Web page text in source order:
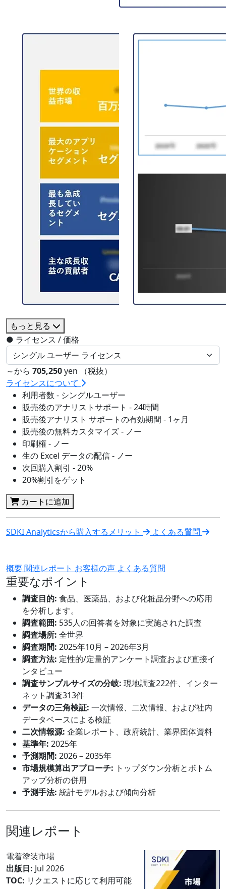
もっと見る
● ライセンス / 価格
～から 705,250yen （税抜）
ライセンスについて
利用者数 - シングルユーザー
販売後のアナリストサポート - 24時間
販売後アナリスト サポートの有効期間 - 1ヶ月
販売後の無料カスタマイズ - ノー
印刷権 - ノー
生の Excel データの配信 - ノー
次回購入割引 - 20%
20%割引をゲット
カートに追加
SDKI Analyticsから購入するメリット よくある質問
概要関連レポート お客様の声 よくある質問
重要なポイント
調査目的: 食品、医薬品、および化粧品分野への応用
を分析します。
調査範囲: 535人の回答者を対象に実施された調査
調査場所: 全世界
調査期間: 2025年10月 – 2026年3月
調査方法: 定性的/定量的アンケート調査および直接イ
ンタビュー
調査サンプルサイズの分岐: 現地調査222件、インター
ネット調査313件
データの三角検証: 一次情報、二次情報、および社内
データベースによる検証
二次情報源: 企業レポート、政府統計、業界団体資料
基準年: 2025年
予測期間: 2026－2035年
市場規模算出アプローチ: トップダウン分析とボトム
アップ分析の併用
予測手法: 統計モデルおよび傾向分析
関連レポート
電着塗装市場
出版日: Jul 2026
TOC: リクエストに応じて利用可能